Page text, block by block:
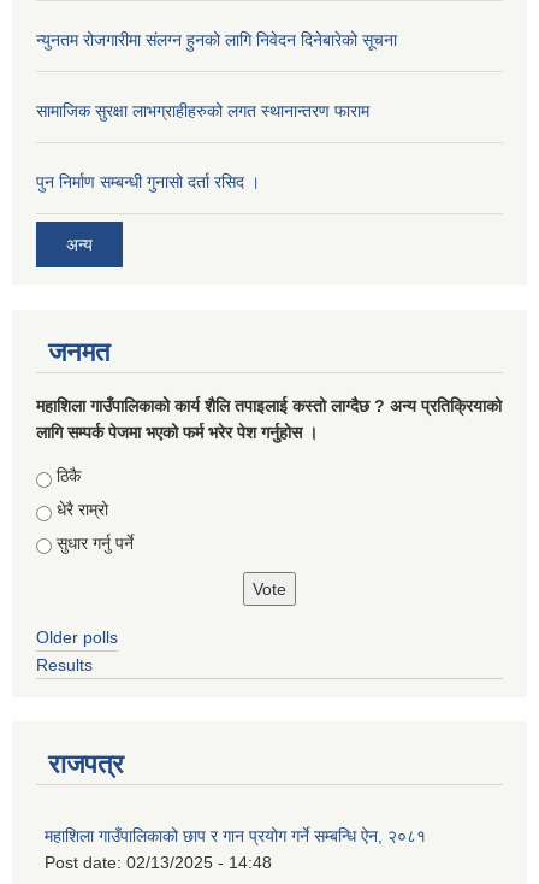
न्युनतम रोजगारीमा संलग्न हुनको लागि निवेदन दिनेबारेको सूचना
सामाजिक सुरक्षा लाभग्राहीहरुको लगत स्थानान्तरण फाराम
पुन निर्माण सम्बन्धी गुनासो दर्ता रसिद ।
अन्य
जनमत
महाशिला गाउँपालिकाको कार्य शैलि तपाइलाई कस्तो लाग्दैछ ? अन्य प्रतिक्रियाको
लागि सम्पर्क पेजमा भएको फर्म भरेर पेश गर्नुहोस ।
Choices
ठिकै
धेरै राम्रो
सुधार गर्नु पर्ने
Older polls
Results
राजपत्र
महाशिला गाउँपालिकाको छाप र गान प्रयोग गर्ने सम्बन्धि ऐन, २०८१
Post date: 02/13/2025 - 14:48